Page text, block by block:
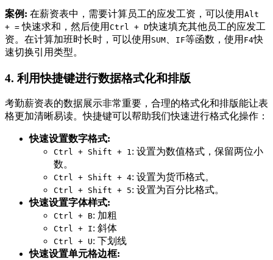
案例: 在薪资表中，需要计算员工的应发工资，可以使用 Alt
+ = 快速求和，然后使用 Ctrl + D快速填充其他员工的应发工
资。在计算加班时长时，可以使用 SUM IF等函数，使用 F4快
速切换引用类型。
4. 利用快捷键进行数据格式化和排版
考勤薪资表的数据展示非常重要，合理的格式化和排版能让表
格更加清晰易读。快捷键可以帮助我们快速进行格式化操作：
快速设置数字格式:
Ctrl + Shift + 1: 设置为数值格式，保留两位小
数。
Ctrl + Shift + 4: 设置为货币格式。
Ctrl + Shift + 5: 设置为百分比格式。
快速设置字体样式:
Ctrl + B: 加粗
Ctrl + I: 斜体
Ctrl + U: 下划线
快速设置单元格边框: